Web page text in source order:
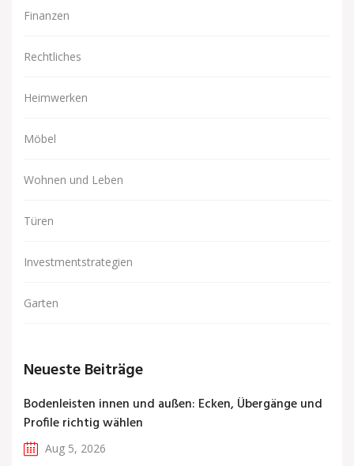
Finanzen
Rechtliches
Heimwerken
Möbel
Wohnen und Leben
Türen
Investmentstrategien
Garten
Neueste Beiträge
Bodenleisten innen und außen: Ecken, Übergänge und
Profile richtig wählen
Aug 5, 2026